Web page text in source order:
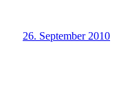
26. September 2010